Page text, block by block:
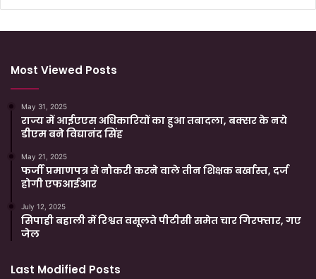
Most Viewed Posts
May 31, 2025
राज्य में आईएएस अधिकारियों का हुआ तबादला, बक्सर के नये
डीएम बने विद्यानंद सिंह
May 21, 2025
फर्जी प्रमाणपत्र से नौकरी करने वाले तीन शिक्षक बर्खास्त, दर्ज
होगी एफआईआर
July 12, 2025
सिपाही बहाली में रिश्वत वसूलते पीटीसी समेत चार गिरफ्तार, गए
जेल
Last Modified Posts